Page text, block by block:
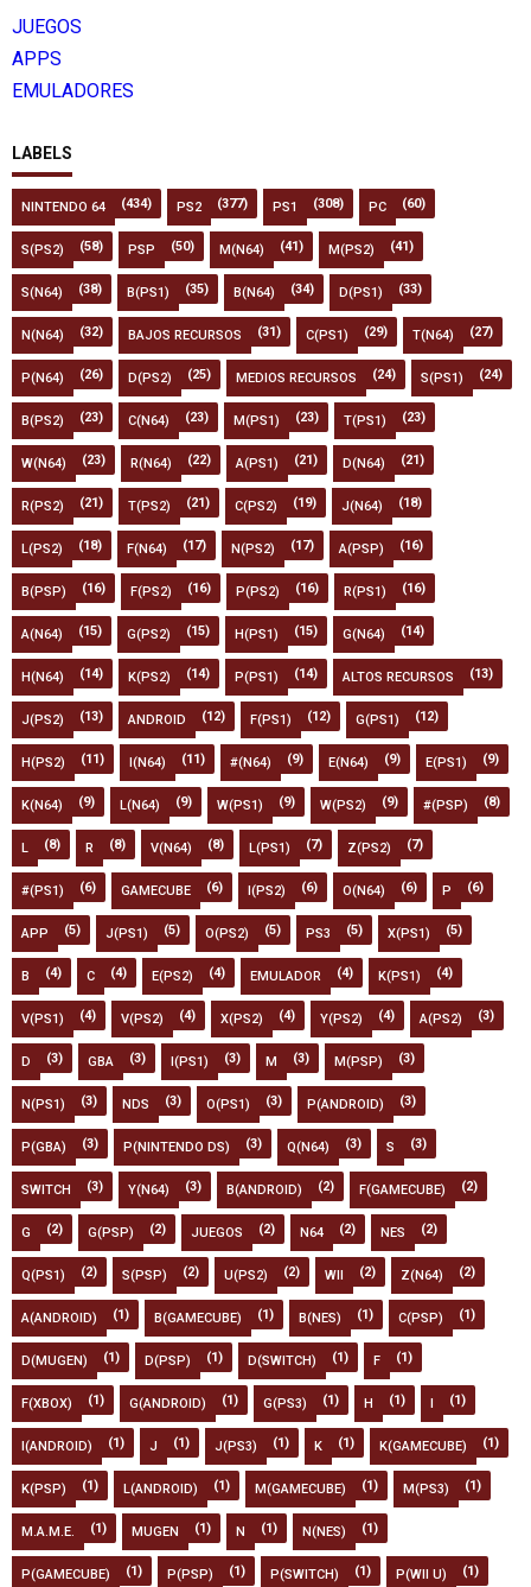
JUEGOS
APPS
EMULADORES
LABELS
NINTENDO 64 (434) PS2 (377) PS1 (308) PC (60)
S(PS2) (58) PSP (50) M(N64) (41) M(PS2) (41)
S(N64) (38) B(PS1) (35) B(N64) (34) D(PS1) (33)
N(N64) (32) BAJOS RECURSOS (31) C(PS1) (29) T(N64) (27)
P(N64) (26) D(PS2) (25) MEDIOS RECURSOS (24) S(PS1) (24)
B(PS2) (23) C(N64) (23) M(PS1) (23) T(PS1) (23)
W(N64) (23) R(N64) (22) A(PS1) (21) D(N64) (21)
R(PS2) (21) T(PS2) (21) C(PS2) (19) J(N64) (18)
L(PS2) (18) F(N64) (17) N(PS2) (17) A(PSP) (16)
B(PSP) (16) F(PS2) (16) P(PS2) (16) R(PS1) (16)
A(N64) (15) G(PS2) (15) H(PS1) (15) G(N64) (14)
H(N64) (14) K(PS2) (14) P(PS1) (14) ALTOS RECURSOS (13)
J(PS2) (13) ANDROID (12) F(PS1) (12) G(PS1) (12)
H(PS2) (11) I(N64) (11) #(N64) (9) E(N64) (9) E(PS1) (9)
K(N64) (9) L(N64) (9) W(PS1) (9) W(PS2) (9) #(PSP) (8)
L (8) R (8) V(N64) (8) L(PS1) (7) Z(PS2) (7)
#(PS1) (6) GAMECUBE (6) I(PS2) (6) O(N64) (6) P (6)
APP (5) J(PS1) (5) O(PS2) (5) PS3 (5) X(PS1) (5)
B (4) C (4) E(PS2) (4) EMULADOR (4) K(PS1) (4)
V(PS1) (4) V(PS2) (4) X(PS2) (4) Y(PS2) (4) A(PS2) (3)
D (3) GBA (3) I(PS1) (3) M (3) M(PSP) (3)
N(PS1) (3) NDS (3) O(PS1) (3) P(ANDROID) (3)
P(GBA) (3) P(NINTENDO DS) (3) Q(N64) (3) S (3)
SWITCH (3) Y(N64) (3) B(ANDROID) (2) F(GAMECUBE) (2)
G (2) G(PSP) (2) JUEGOS (2) N64 (2) NES (2)
Q(PS1) (2) S(PSP) (2) U(PS2) (2) WII (2) Z(N64) (2)
A(ANDROID) (1) B(GAMECUBE) (1) B(NES) (1) C(PSP) (1)
D(MUGEN) (1) D(PSP) (1) D(SWITCH) (1) F (1)
F(XBOX) (1) G(ANDROID) (1) G(PS3) (1) H (1) (1)
I(ANDROID) (1) J (1) J(PS3) (1) K (1) K(GAMECUBE) (1)
K(PSP) (1) L(ANDROID) (1) M(GAMECUBE) (1) M(PS3) (1)
M.A.M.E. (1) MUGEN (1) N (1) N(NES) (1)
P(GAMECUBE) (1) P(PSP) (1) P(SWITCH) (1) P(WII U) (1)